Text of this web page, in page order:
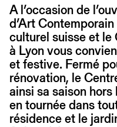
A l’occasion de
d’Art
culturel suisse et le
à Lyon vous
et festive. Fermé
rénovation, le
ainsi sa saison
en tournée dans
résidence et le